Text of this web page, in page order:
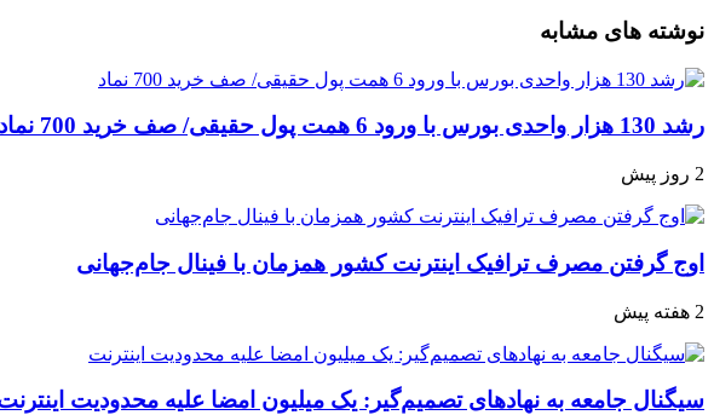
نوشته های مشابه
رشد 130 هزار واحدی بورس با ورود 6 همت پول حقیقی/ صف خرید 700 نماد
2 روز پیش
اوج گرفتن مصرف ترافیک اینترنت کشور همزمان با فینال جام‌جهانی
2 هفته پیش
سیگنال جامعه به نهادهای تصمیم‌گیر: یک میلیون امضا علیه محدودیت